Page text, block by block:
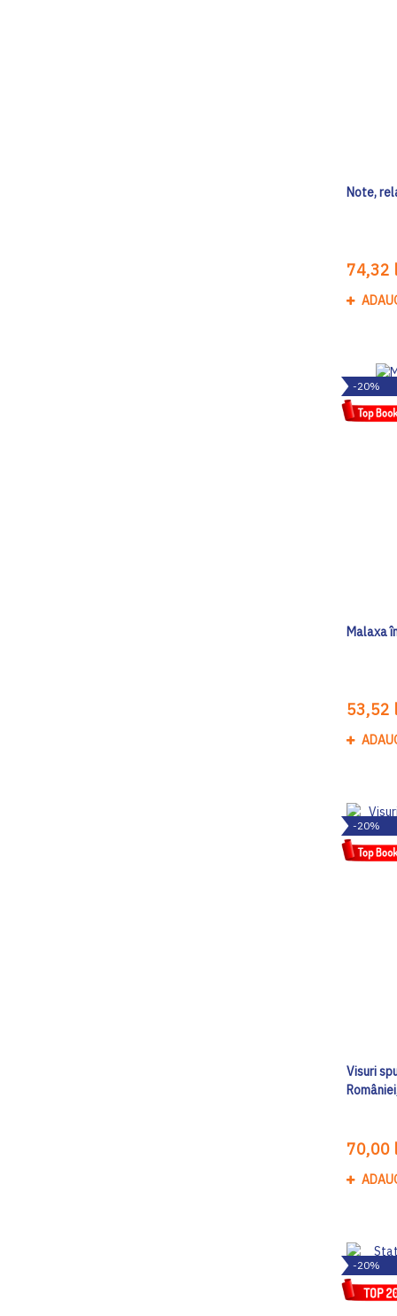
Note,
74,32
-20%
Malaxa
53,52
-20%
Visuri
70,00
-20%